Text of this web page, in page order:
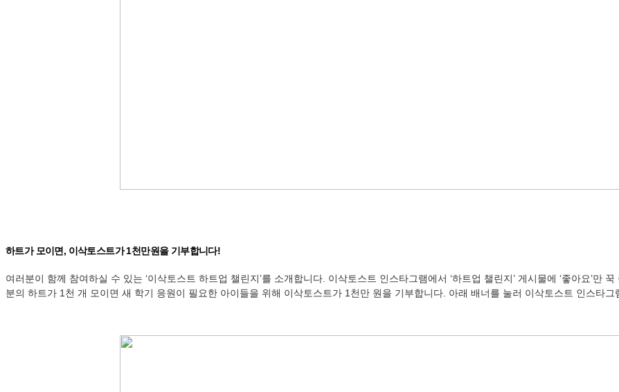
하트가 모이면, 이삭토스트가 1천만원을 기부합니다!
여러분이 함께 참여하실 수 있는 ‘이삭토스트 하트업 챌린지’를 소개합니다. 이삭토스트 인스타그램에서 ‘하트업 챌린지’ 게시물에 ‘좋아요’만
분의 하트가 1천 개 모이면 새 학기 응원이 필요한 아이들을 위해 이삭토스트가 1천만 원을 기부합니다. 아래 배너를 눌러 이삭토스트 인스타그